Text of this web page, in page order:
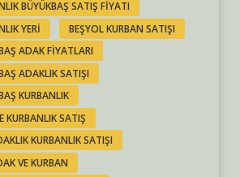
BÜYÜKBAŞ SATIŞ FIYATI
YERI
BEŞYOL KURBAN SATIŞI
ADAK FIYATLARI
ADAKLIK SATIŞI
KURBANLIK
KURBANLIK SATIŞ
KURBANLIK SATIŞI
VE KURBAN